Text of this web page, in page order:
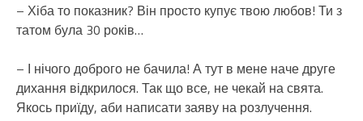
– Хіба то показник? Він просто купує твою любов! Ти з
татом була 30 років…
– І нічого доброго не бачила! А тут в мене наче друге
дихання відкрилося. Так що все, не чекай на свята.
Якось приїду, аби написати заяву на розлучення.